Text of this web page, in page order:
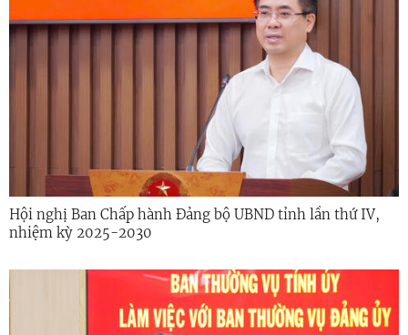
Hội nghị Ban Chấp hành Đảng bộ UBND tỉnh lần thứ IV,
nhiệm kỳ 2025-2030